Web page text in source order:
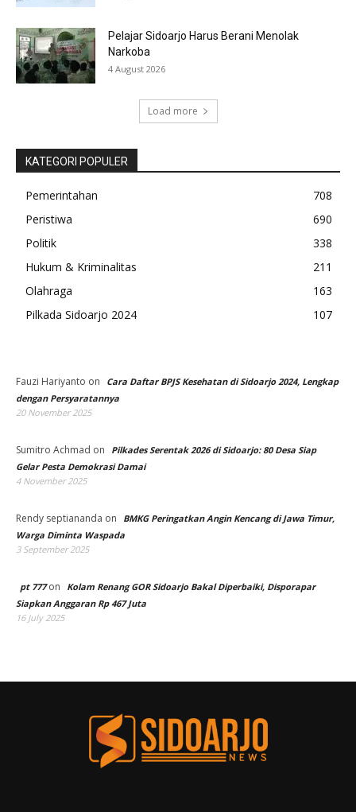
Pelajar Sidoarjo Harus Berani Menolak
Narkoba
4 August 2026
Load more
KATEGORI POPULER
Pemerintahan
708
Peristiwa
690
Politik
338
Hukum & Kriminalitas
211
Olahraga
163
Pilkada Sidoarjo 2024
107
Fauzi Hariyanto on
Cara Daftar BPJS Kesehatan di Sidoarjo 2024, Lengkap
dengan Persyaratannya
20 November 2025
Sumitro Achmad on
Pilkades Serentak 2026 di Sidoarjo: 80 Desa Siap
Gelar Pesta Demokrasi Damai
4 November 2025
Rendy septiananda on
BMKG Peringatkan Angin Kencang di Jawa Timur,
Warga Diminta Waspada
3 September 2025
pt 777on
Kolam Renang GOR Sidoarjo Bakal Diperbaiki, Disporapar
Siapkan Anggaran Rp 467 Juta
16 July 2025